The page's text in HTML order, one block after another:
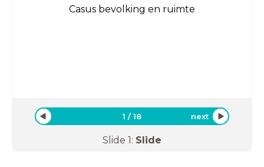
Casus bevolking en ruimte
1 /18 next
Slide 1: Slide